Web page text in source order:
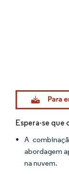
Imagem © Mordor
Espera-se que
A
abordagem
na nuvem.